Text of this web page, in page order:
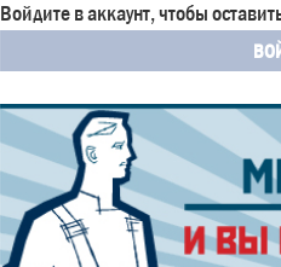
Войдите в аккаунт, чтобы